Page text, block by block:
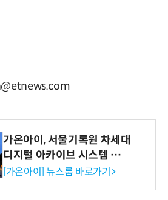
가온아이, 서울기록원 차세대
디지털 아카이브 시스템 구축
수행
[가온아이] 뉴스룸 바로가기>